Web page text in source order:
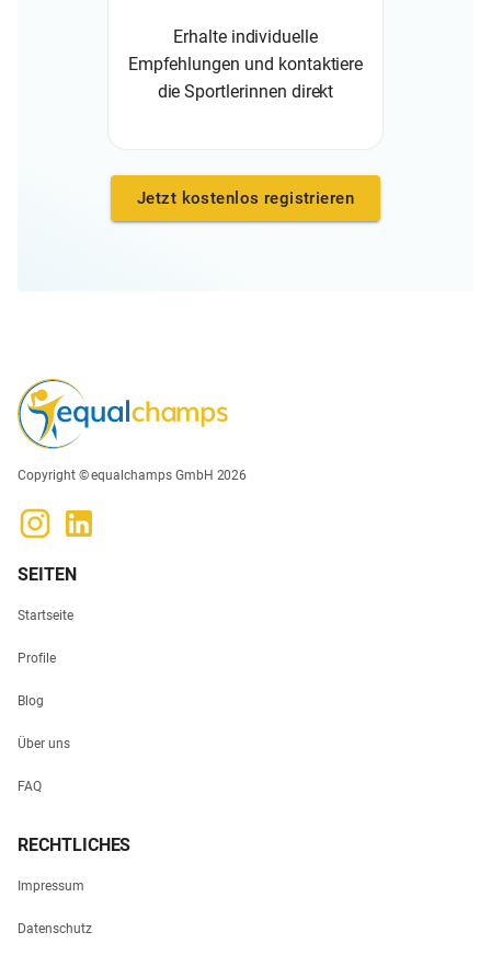
Erhalte individuelle
Empfehlungen und kontaktiere
die Sportlerinnen direkt
Jetzt kostenlos registrieren
Copyright © equalchamps GmbH 2026
SEITEN
Startseite
Profile
Blog
Über uns
FAQ
RECHTLICHES
Impressum
Datenschutz